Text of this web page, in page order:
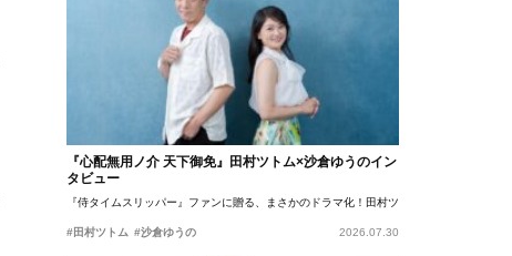
『心配無用ノ介 天下御免』田村ツトム×沙倉ゆうのイン
タビュー
『侍タイムスリッパー』ファンに贈る、まさかのドラマ化！田村ツトム×沙倉ゆうのが語
#田村ツトム #沙倉ゆうの 2026.07.30